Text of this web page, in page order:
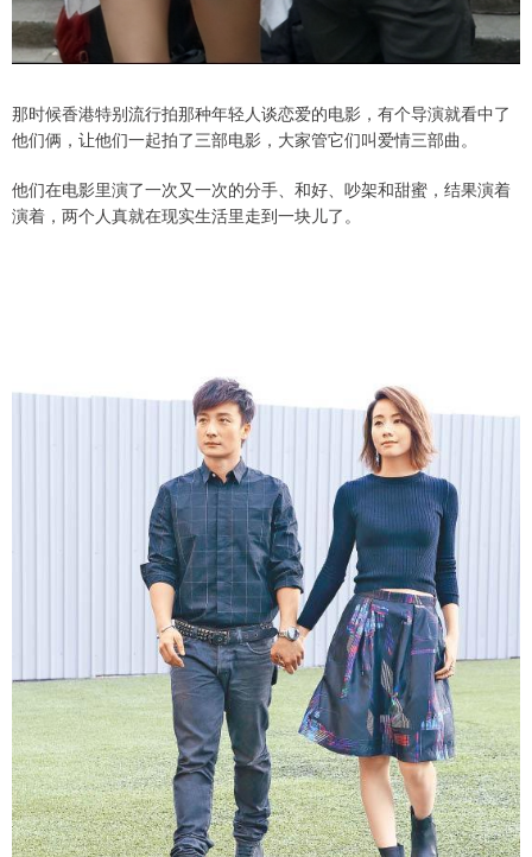
那时候香港特别流行拍那种年轻人谈恋爱的电影，有个导演就看中了
他们俩，让他们一起拍了三部电影，大家管它们叫爱情三部曲。
他们在电影里演了一次又一次的分手、和好、吵架和甜蜜，结果演着
演着，两个人真就在现实生活里走到一块儿了。